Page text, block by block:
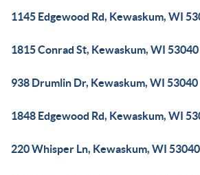
1145 Edgewood Rd, Kewaskum, WI
1815 Conrad St, Kewaskum, WI 53040
938 Drumlin Dr, Kewaskum, WI 53040
1848 Edgewood Rd, Kewaskum, WI
220 Whisper Ln, Kewaskum, WI 53040